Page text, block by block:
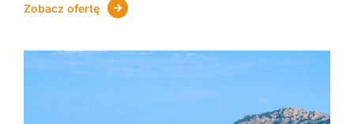
Zobacz ofertę